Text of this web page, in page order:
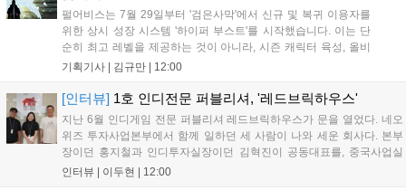
펄어비스는 7월 29일부터 '검은사막'에서 신규 및 복귀 이용자를
위한 상시 성장 시스템 '하이퍼 부스트'를 시작했습니다. 이는 단
순히 최고 레벨을 제공하는 것이 아니라, 시즌 캐릭터 육성, 올비
아 아카데미 수료, 아침의 나라 설화 진행 등 4단계 과정을 통해
용자는 과제를 완수하며 동(V) 투발라 장비와 검은별 무기, 카라
기획기사 | 김규만 | 12:00
[인터뷰] 1호 인디전문 퍼블리셔, '레드브릭하우스'
지난 6월 인디게임 전문 퍼블리셔 레드브릭하우스가 문을 열었다. 네오
위즈 투자사업본부에서 함께 일하던 세 사람이 나와 세운 회사다. 본부
장이던 홍지철과 인디투자실장이던 김혁진이 공동대표를, 중국사업실
장이던 이민정이 이사를 맡았다. 출범 한 달여 만에 위메이드맥스의 전
인터뷰 | 이두현 | 12:00